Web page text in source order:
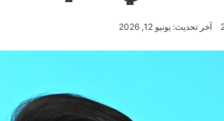
آخر تحديث: يونيو 12, 2026